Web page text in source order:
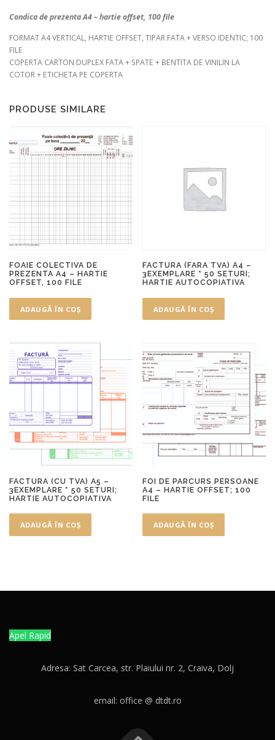
Condica de prezenta A4 – hartie offset, 100 file
FORMAT A4 VERTICAL, HARTIE OFFSET, TIPAR FATA + VERSO IDENTIC; 100
FILE
COPERTA CARTON DUPLEX FATA + SPATE + BENTITA DE VINILIN LA
COTOR + ETICHETA PE COPERTA
PRODUSE SIMILARE
FOAIE COLECTIVA DE
PREZENTA A4 – HARTIE
OFFSET, 100 FILE
ADAUGĂ ÎN COȘ
FACTURA (FARA TVA) A4 –
3EXEMPLARE * 50 SETURI;
HARTIE AUTOCOPIATIVA
ADAUGĂ ÎN COȘ
FACTURA (CU TVA) A5 –
3EXEMPLARE * 50 SETURI;
HARTIE AUTOCOPIATIVA
ADAUGĂ ÎN COȘ
FOI DE PARCURS PERSOANE
A4 – HARTIE OFFSET; 100
FILE
ADAUGĂ ÎN COȘ
Apel Rapid
Adresa: Sat Carcea, str. Plaiului nr. 2, Craiva, Dolj
email: office @ dtdt.ro